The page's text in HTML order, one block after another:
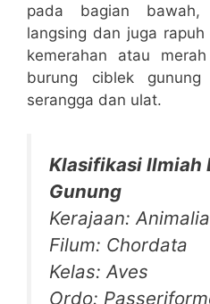
pada bagian
langsing dan juga
kemerahan atau
burung ciblek
serangga dan ulat.
Klasifikasi Ilmiah
Gunung
Kerajaan: Animalia
Filum: Chordata
Kelas: Aves
Ordo: